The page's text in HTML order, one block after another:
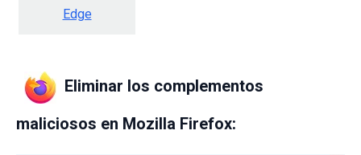
Edge
Eliminar los complementos
maliciosos en Mozilla Firefox: